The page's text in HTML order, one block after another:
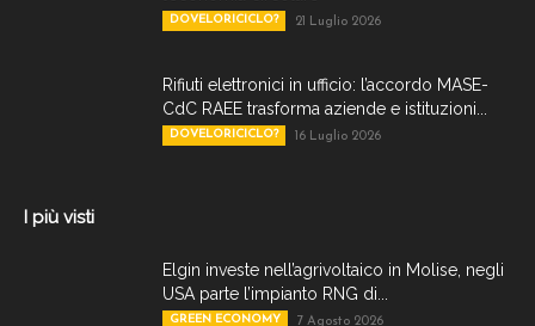
DOVELORICICLO? 21 Luglio 2026
Rifiuti elettronici in ufficio: l’accordo MASE-
CdC RAEE trasforma aziende e istituzioni...
DOVELORICICLO? 16 Luglio 2026
I più visti
Elgin investe nell’agrivoltaico in Molise, negli
USA parte l’impianto RNG di...
GREEN ECONOMY 7 Agosto 2026